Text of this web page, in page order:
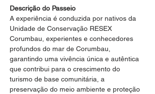
Descrição do Passeio
A experiência é conduzida por nativos da
Unidade de Conservação RESEX
Corumbau, experientes e conhecedores
profundos do mar de Corumbau,
garantindo uma vivência única e autêntica
que contribui para o crescimento do
turismo de base comunitária, a
preservação do meio ambiente e proteção